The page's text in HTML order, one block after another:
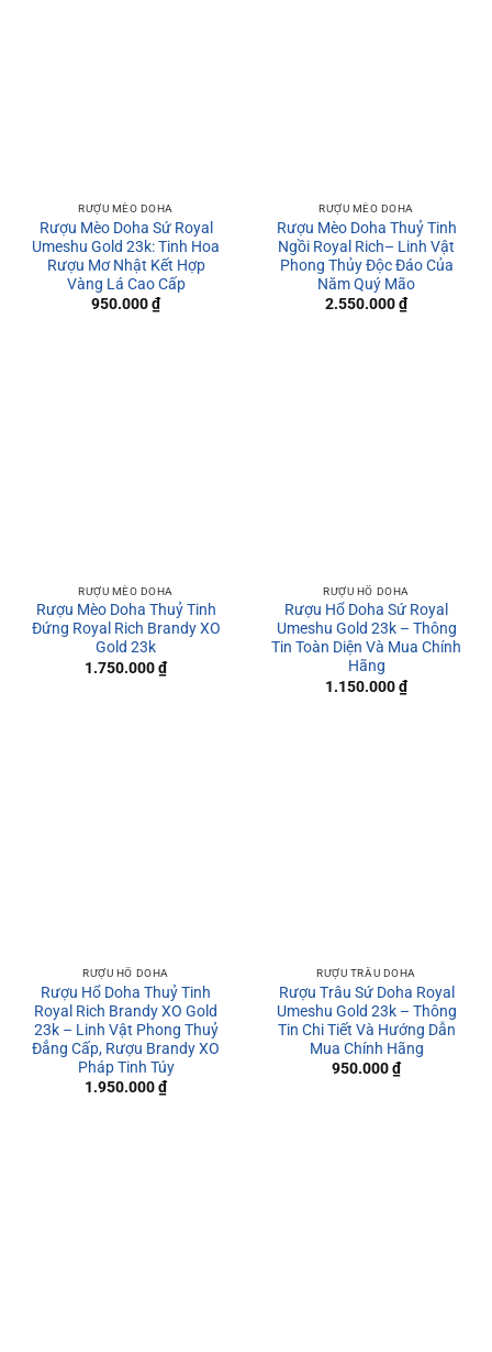
RƯỢU MÈO DOHA
Rượu Mèo Doha Sứ Royal
Umeshu Gold 23k: Tinh Hoa
Rượu Mơ Nhật Kết Hợp
Vàng Lá Cao Cấp
950.000₫
RƯỢU MÈO DOHA
Rượu Mèo Doha Thuỷ Tinh
Ngồi Royal Rich– Linh Vật
Phong Thủy Độc Đáo Của
Năm Quý Mão
2.550.000₫
RƯỢU MÈO DOHA
Rượu Mèo Doha Thuỷ Tinh
Đứng Royal Rich Brandy XO
Gold 23k
1.750.000₫
RƯỢU HỔ DOHA
Rượu Hổ Doha Sứ Royal
Umeshu Gold 23k – Thông
Tin Toàn Diện Và Mua Chính
Hãng
1.150.000₫
RƯỢU HỔ DOHA
Rượu Hổ Doha Thuỷ Tinh
Royal Rich Brandy XO Gold
23k – Linh Vật Phong Thuỷ
Đẳng Cấp, Rượu Brandy XO
Pháp Tinh Túy
1.950.000₫
RƯỢU TRÂU DOHA
Rượu Trâu Sứ Doha Royal
Umeshu Gold 23k – Thông
Tin Chi Tiết Và Hướng Dẫn
Mua Chính Hãng
950.000₫